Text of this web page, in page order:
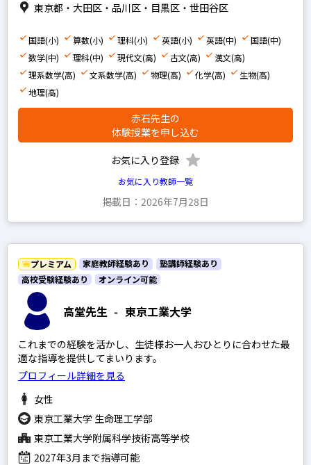
東京都・大田区・品川区・目黒区・世田谷区
国語(小) 算数(小) 理科(小) 英語(小) 英語(中)
国語(中)
数学(中)
理科(中) 現代文(高) 古文(高)
漢文(高)
理系数学(高)
文系数学(高) 物理(高) 化学(高)
生物(高)
地理(高)
赤石先生の
体験授業を申し込む
お気に入り登録
お気に入り教師一覧
掲載日：2026年7月28日
高堂先生 - 東京工業大学
プレミアム 家庭教師経験あり
塾講師経験あり
高校受験経験あり
オンライン可能
これまでの経験を活かし、生徒様お一人おひとりに合わせた最
適な指導を提供してまいります。
プロフィール詳細を見る
女性
東京工業大学 生命理工学部
東京工業大学附属科学技術高等学校
2027年3月まで指導可能